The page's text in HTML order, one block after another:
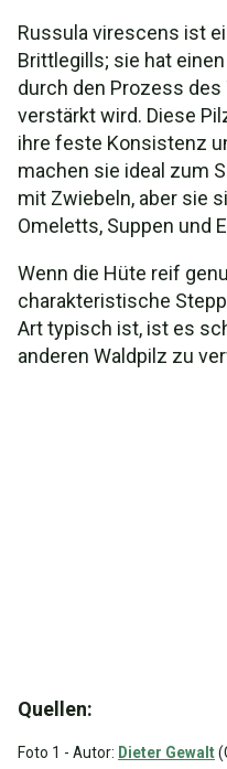
Russula virescens ist
Brittlegills; sie hat
durch den Prozess
verstärkt wird. Diese
ihre feste Konsistenz
machen sie ideal zum
mit Zwiebeln, aber sie
Omeletts, Suppen und
Wenn die Hüte reif
charakteristische
Art typisch ist, ist es
anderen Waldpilz zu
Quellen:
Foto 1 - Autor: Dieter Gewalt